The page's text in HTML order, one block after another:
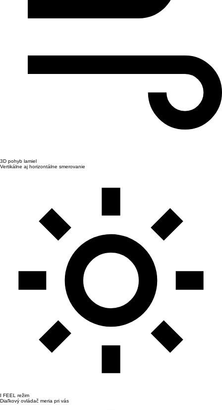
3D pohyb lamiel
Vertikálne aj horizontálne smerovanie
I FEEL režim
Diaľkový ovládač meria pri vás